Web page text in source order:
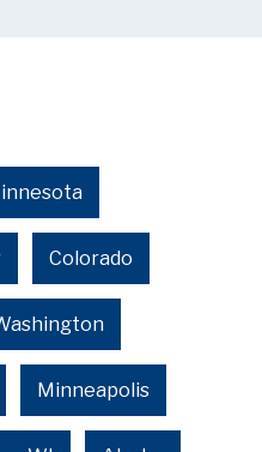
Colorado
Minneapolis